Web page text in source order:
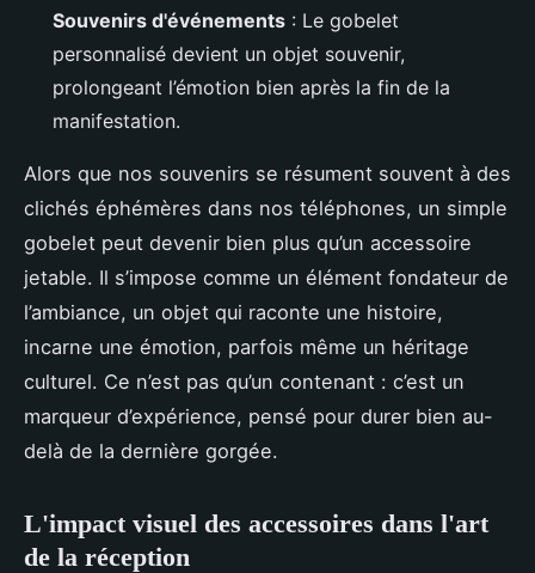
Souvenirs d'événements : Le gobelet
personnalisé devient un objet souvenir,
prolongeant l’émotion bien après la fin de la
manifestation.
Alors que nos souvenirs se résument souvent à des
clichés éphémères dans nos téléphones, un simple
gobelet peut devenir bien plus qu’un accessoire
jetable. Il s’impose comme un élément fondateur de
l’ambiance, un objet qui raconte une histoire,
incarne une émotion, parfois même un héritage
culturel. Ce n’est pas qu’un contenant : c’est un
marqueur d’expérience, pensé pour durer bien au-
delà de la dernière gorgée.
L'impact visuel des accessoires dans l'art
de la réception